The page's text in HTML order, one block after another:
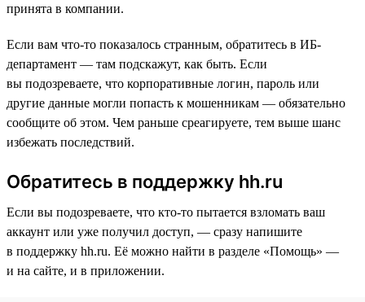
принята в компании.
Если вам что-то показалось странным, обратитесь в ИБ-
департамент — там подскажут, как быть. Если
вы подозреваете, что корпоративные логин, пароль или
другие данные могли попасть к мошенникам — обязательно
сообщите об этом. Чем раньше среагируете, тем выше шанс
избежать последствий.
Обратитесь в поддержку hh.ru
Если вы подозреваете, что кто-то пытается взломать ваш
аккаунт или уже получил доступ, — сразу напишите
в поддержку hh.ru. Её можно найти в разделе «Помощь» —
и на сайте, и в приложении.